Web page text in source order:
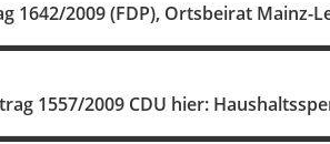
1642/2009 (FDP), Ortsbeirat Mainz-
1557/2009 CDU hier: